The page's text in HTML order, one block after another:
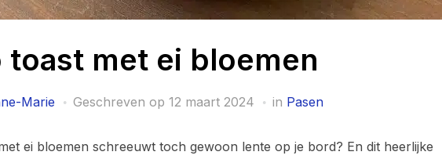
toast met ei bloemen
Marie Geschreven op 12 maart 2024 in Pasen
ei bloemen schreeuwt toch gewoon lente op je bord? En dit heerlijke